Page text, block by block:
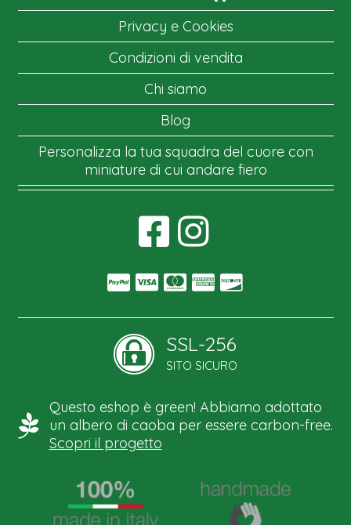
Privacy e Cookies
Condizioni di vendita
Chi siamo
Blog
Personalizza la tua squadra del cuore con
miniature di cui andare fiero
SSL-256
SITO SICURO
Questo eshop è green! Abbiamo adottato
un albero di caoba per essere carbon-free.
Scopri il progetto